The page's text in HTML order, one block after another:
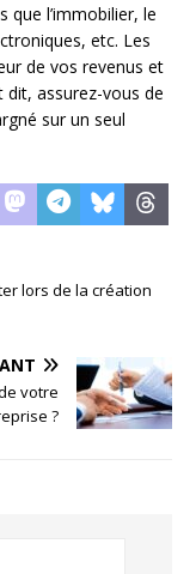
que l’immobilier, le
etc. Les
de vos revenus et
assurez-vous de
sur un seul
lors de la création
votre
?